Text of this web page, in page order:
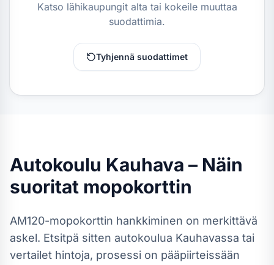
Katso lähikaupungit alta tai kokeile muuttaa
suodattimia.
Tyhjennä suodattimet
Autokoulu Kauhava – Näin
suoritat mopokorttin
AM120-mopokorttin hankkiminen on merkittävä
askel. Etsitpä sitten autokoulua Kauhavassa tai
vertailet hintoja, prosessi on pääpiirteissään